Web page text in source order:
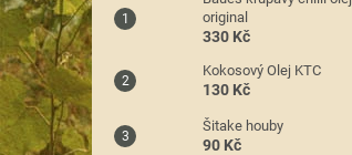
original
330 Kč
Kokosový Olej KTC
130 Kč
Šitake houby
90 Kč